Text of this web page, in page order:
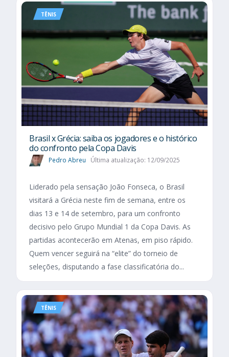
TÊNIS
Brasil x Grécia: saiba os jogadores e o histórico
do confronto pela Copa Davis
Pedro Abreu Última atualização: 12/09/2025
Liderado pela sensação João Fonseca, o Brasil
visitará a Grécia neste fim de semana, entre os
dias 13 e 14 de setembro, para um confronto
decisivo pelo Grupo Mundial 1 da Copa Davis. As
partidas acontecerão em Atenas, em piso rápido.
Quem vencer seguirá na “elite” do torneio de
seleções, disputando a fase classificatória do...
TÊNIS